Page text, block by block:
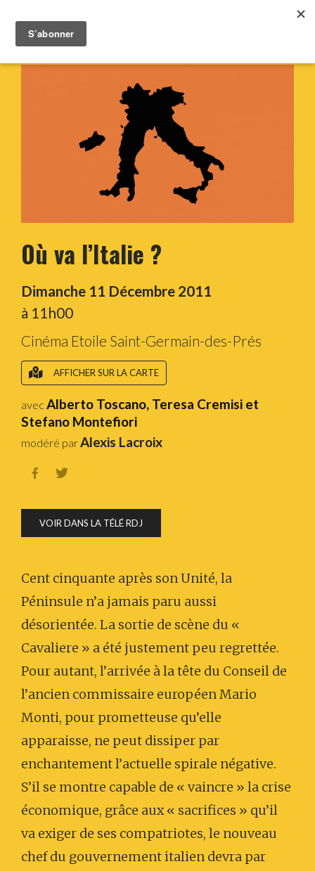
Où va l’Italie ?
Dimanche 11 Décembre 2011
à 11h00
Cinéma Etoile Saint-Germain-des-Prés
AFFICHER SUR LA CARTE
avec Alberto Toscano, Teresa Cremisi et
Stefano Montefiori
modéré parAlexis Lacroix
 
VOIR DANS LA TÉLÉ RDJ
Cent cinquante après son Unité, la
Péninsule n’a jamais paru aussi
désorientée. La sortie de scène du «
Cavaliere » a été justement peu regrettée.
Pour autant, l’arrivée à la tête du Conseil de
l’ancien commissaire européen Mario
Monti, pour prometteuse qu’elle
apparaisse, ne peut dissiper par
enchantement l’actuelle spirale négative.
S’il se montre capable de « vaincre » la crise
économique, grâce aux « sacrifices » qu’il
va exiger de ses compatriotes, le nouveau
chef du gouvernement italien devra par